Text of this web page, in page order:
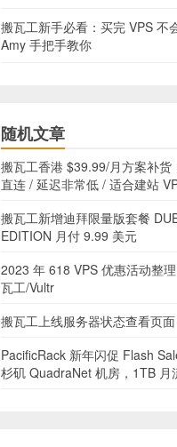
搬瓦工新手必看：买完 VPS 不
Amy 手把手教你
随机文章
搬瓦工香港 $39.99/月方案补货
直连 / 延迟非常低 / 适合建站
搬瓦工新增迪拜限量版套餐
EDITION 月付 9.99 美元
2023 年 618 VPS 优惠活动整
瓦工/Vultr
搬瓦工上线服务器状态查看页
PacificRack 新年闪促 Flash
杉矶 QuadraNet 机房，1TB 月